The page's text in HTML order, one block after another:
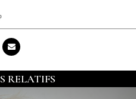
RELATIFS